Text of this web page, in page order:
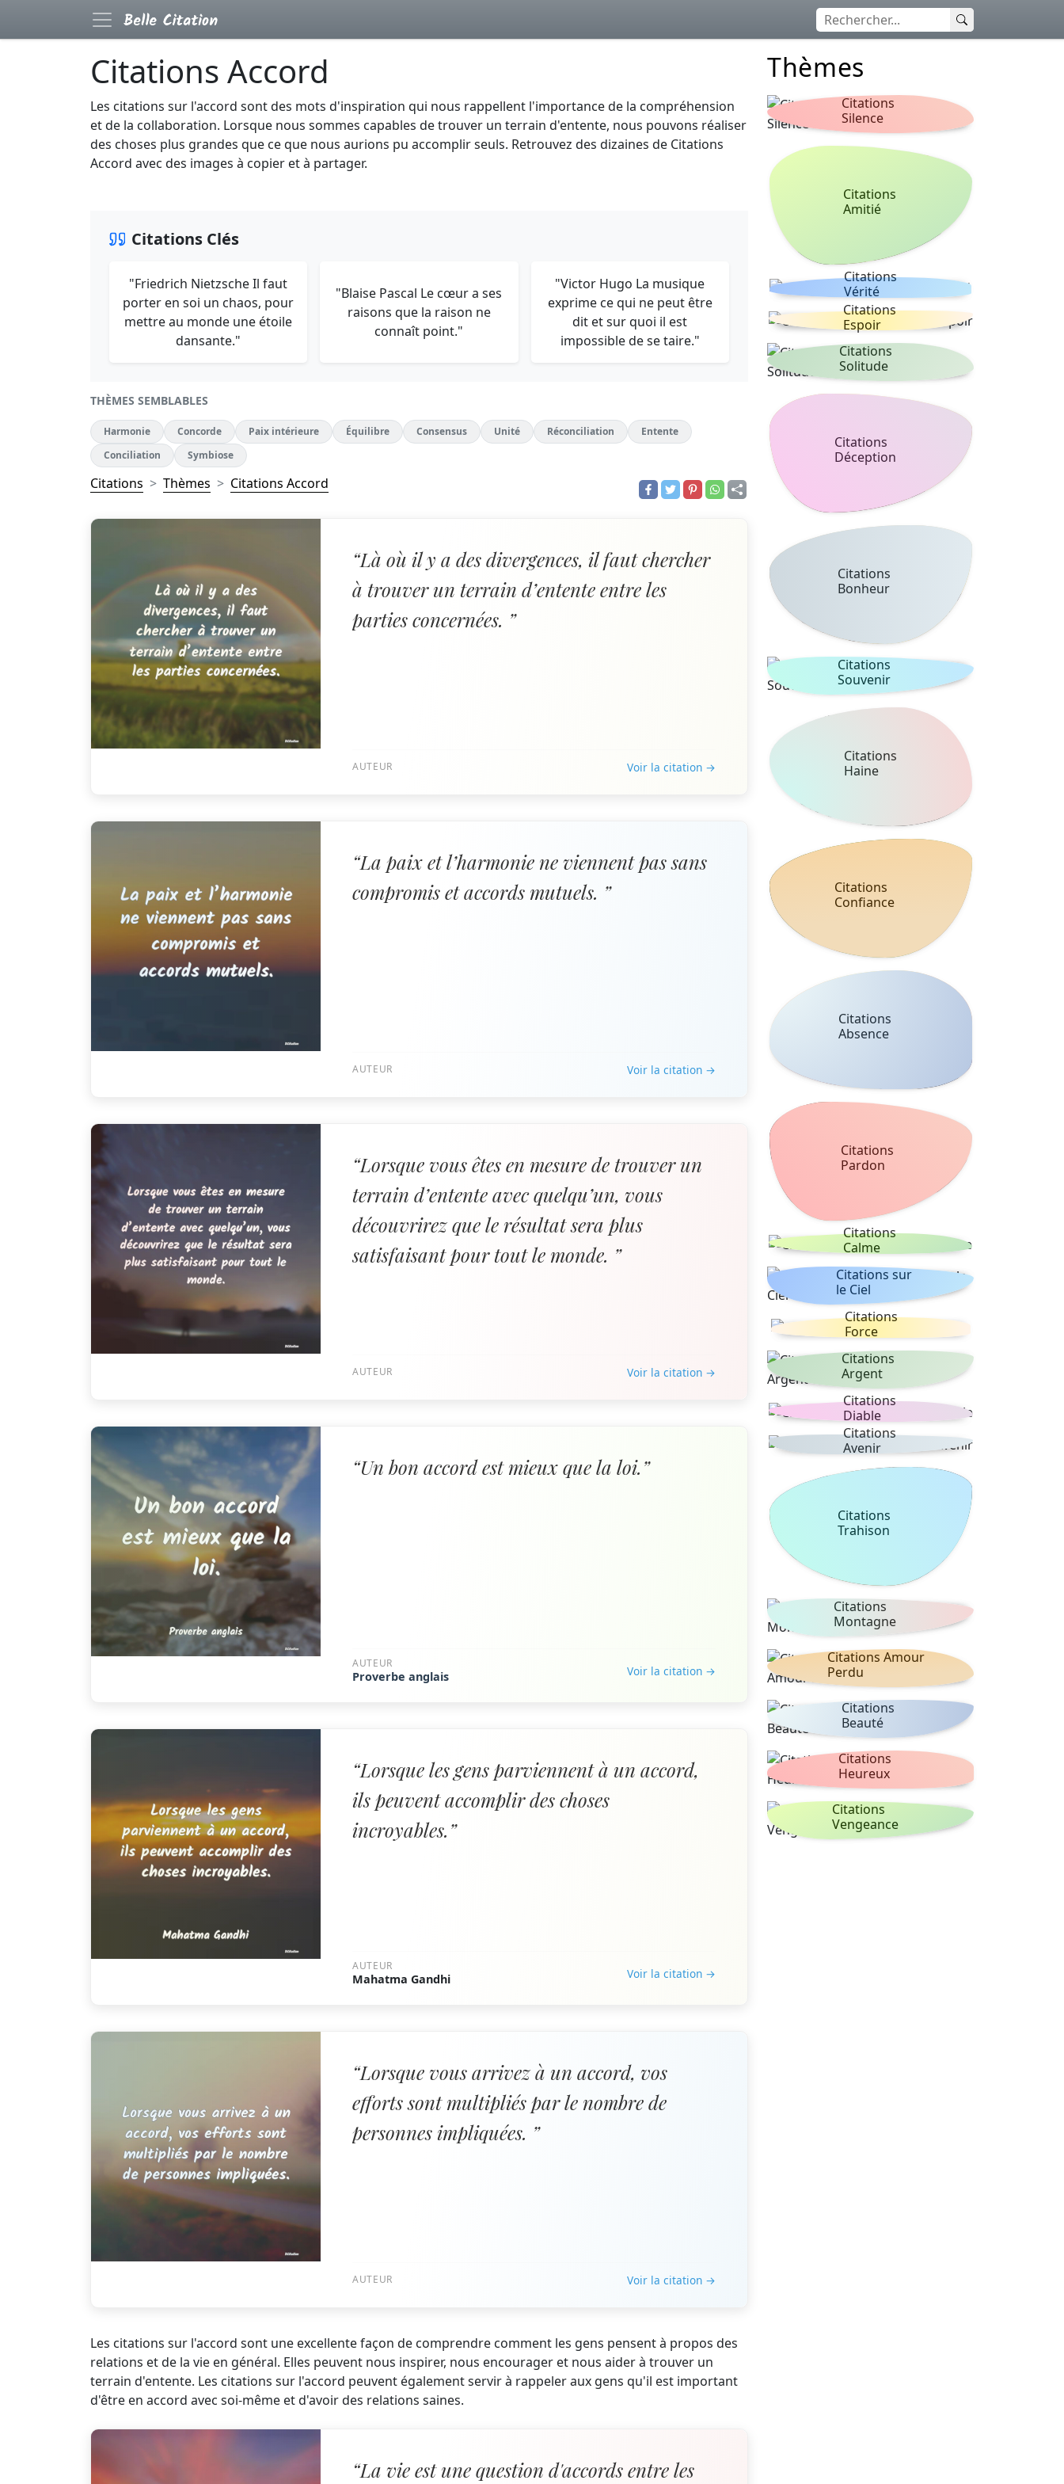
Citations Accord
Les citations sur l'accord sont des mots d'inspiration qui nous rappellent l'importance de la compréhension
et de la collaboration. Lorsque nous sommes capables de trouver un terrain d'entente, nous pouvons réaliser
des choses plus grandes que ce que nous aurions pu accomplir seuls. Retrouvez des dizaines de Citations
Accord avec des images à copier et à partager.
Citations Clés
"Friedrich Nietzsche Il faut
porter en soi un chaos, pour
mettre au monde une étoile
dansante."
"Blaise Pascal Le cœur a ses
raisons que la raison ne
connaît point."
"Victor Hugo La musique
exprime ce qui ne peut être
dit et sur quoi il est
impossible de se taire."
THÈMES SEMBLABLES
Harmonie Concorde Paix intérieure Équilibre Consensus Unité Réconciliation
Entente
Conciliation
Symbiose
Citations Thèmes Citations Accord
“Là où il y a des divergences, il faut chercher
à trouver un terrain d’entente entre les
parties concernées. ”
AUTEUR Voir la citation →
“La paix et l’harmonie ne viennent pas sans
compromis et accords mutuels. ”
AUTEUR Voir la citation →
“Lorsque vous êtes en mesure de trouver un
terrain d’entente avec quelqu’un, vous
découvrirez que le résultat sera plus
satisfaisant pour tout le monde. ”
AUTEUR Voir la citation →
“Un bon accord est mieux que la loi.”
AUTEUR
Proverbe anglais Voir la citation →
“Lorsque les gens parviennent à un accord,
ils peuvent accomplir des choses
incroyables.”
AUTEUR
Mahatma Gandhi Voir la citation →
“Lorsque vous arrivez à un accord, vos
efforts sont multipliés par le nombre de
personnes impliquées. ”
AUTEUR Voir la citation →
Les citations sur l'accord sont une excellente façon de comprendre comment les gens pensent à propos des
relations et de la vie en général. Elles peuvent nous inspirer, nous encourager et nous aider à trouver un
terrain d'entente. Les citations sur l'accord peuvent également servir à rappeler aux gens qu'il est important
d'être en accord avec soi-même et d'avoir des relations saines.
“La vie est une question d'accords entre les
Thèmes
Citations
Silence
Citations
Amitié
Citations
Vérité
Citations
Espoir
Citations
Solitude
Citations
Déception
Citations
Bonheur
Citations
Souvenir
Citations
Haine
Citations
Confiance
Citations
Absence
Citations
Pardon
Citations
Calme
Citations sur
le Ciel
Citations
Force
Citations
Argent
Citations
Diable
Citations
Avenir
Citations
Trahison
Citations
Montagne
Citations Amour
Perdu
Citations
Beauté
Citations
Heureux
Citations
Vengeance